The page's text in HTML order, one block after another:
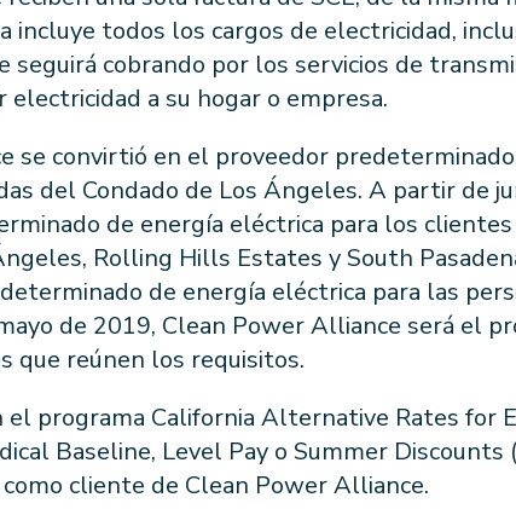
incluye todos los cargos de electricidad,
seguirá cobrando por los servicios de
a su hogar o empresa.
se convirtió en el proveedor
del Condado de Los Ángeles. A partir de
de energía eléctrica para los
Rolling Hills Estates y South
de energía eléctrica para las
de 2019, Clean Power Alliance será el
que reúnen los requisitos.
programa California Alternative Rates for
Baseline, Level Pay o Summer Discounts
cliente de Clean Power Alliance.